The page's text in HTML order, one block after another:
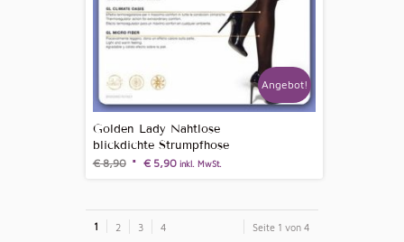
Golden Lady Nahtlose
blickdichte Strumpfhose
€8,90 €5,90 inkl. MwSt.
Angebot!
Seite 1 von 4
1 2 3 4